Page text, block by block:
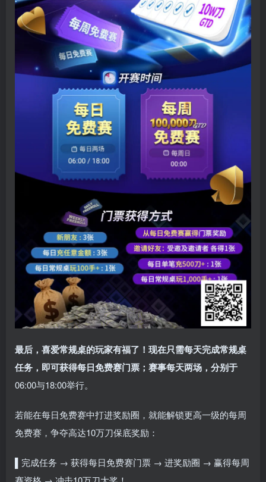
最后，喜爱常规桌的玩家有福了！现在只需每天完成常规桌
任务，即可获得每日免费赛门票；赛事每天两场，分别于
06:00与18:00举行。
若能在每日免费赛中打进奖励圈，就能解锁更高一级的每周
免费赛，争夺高达10万刀保底奖励：
完成任务 → 获得每日免费赛门票 → 进奖励圈 → 赢得每周